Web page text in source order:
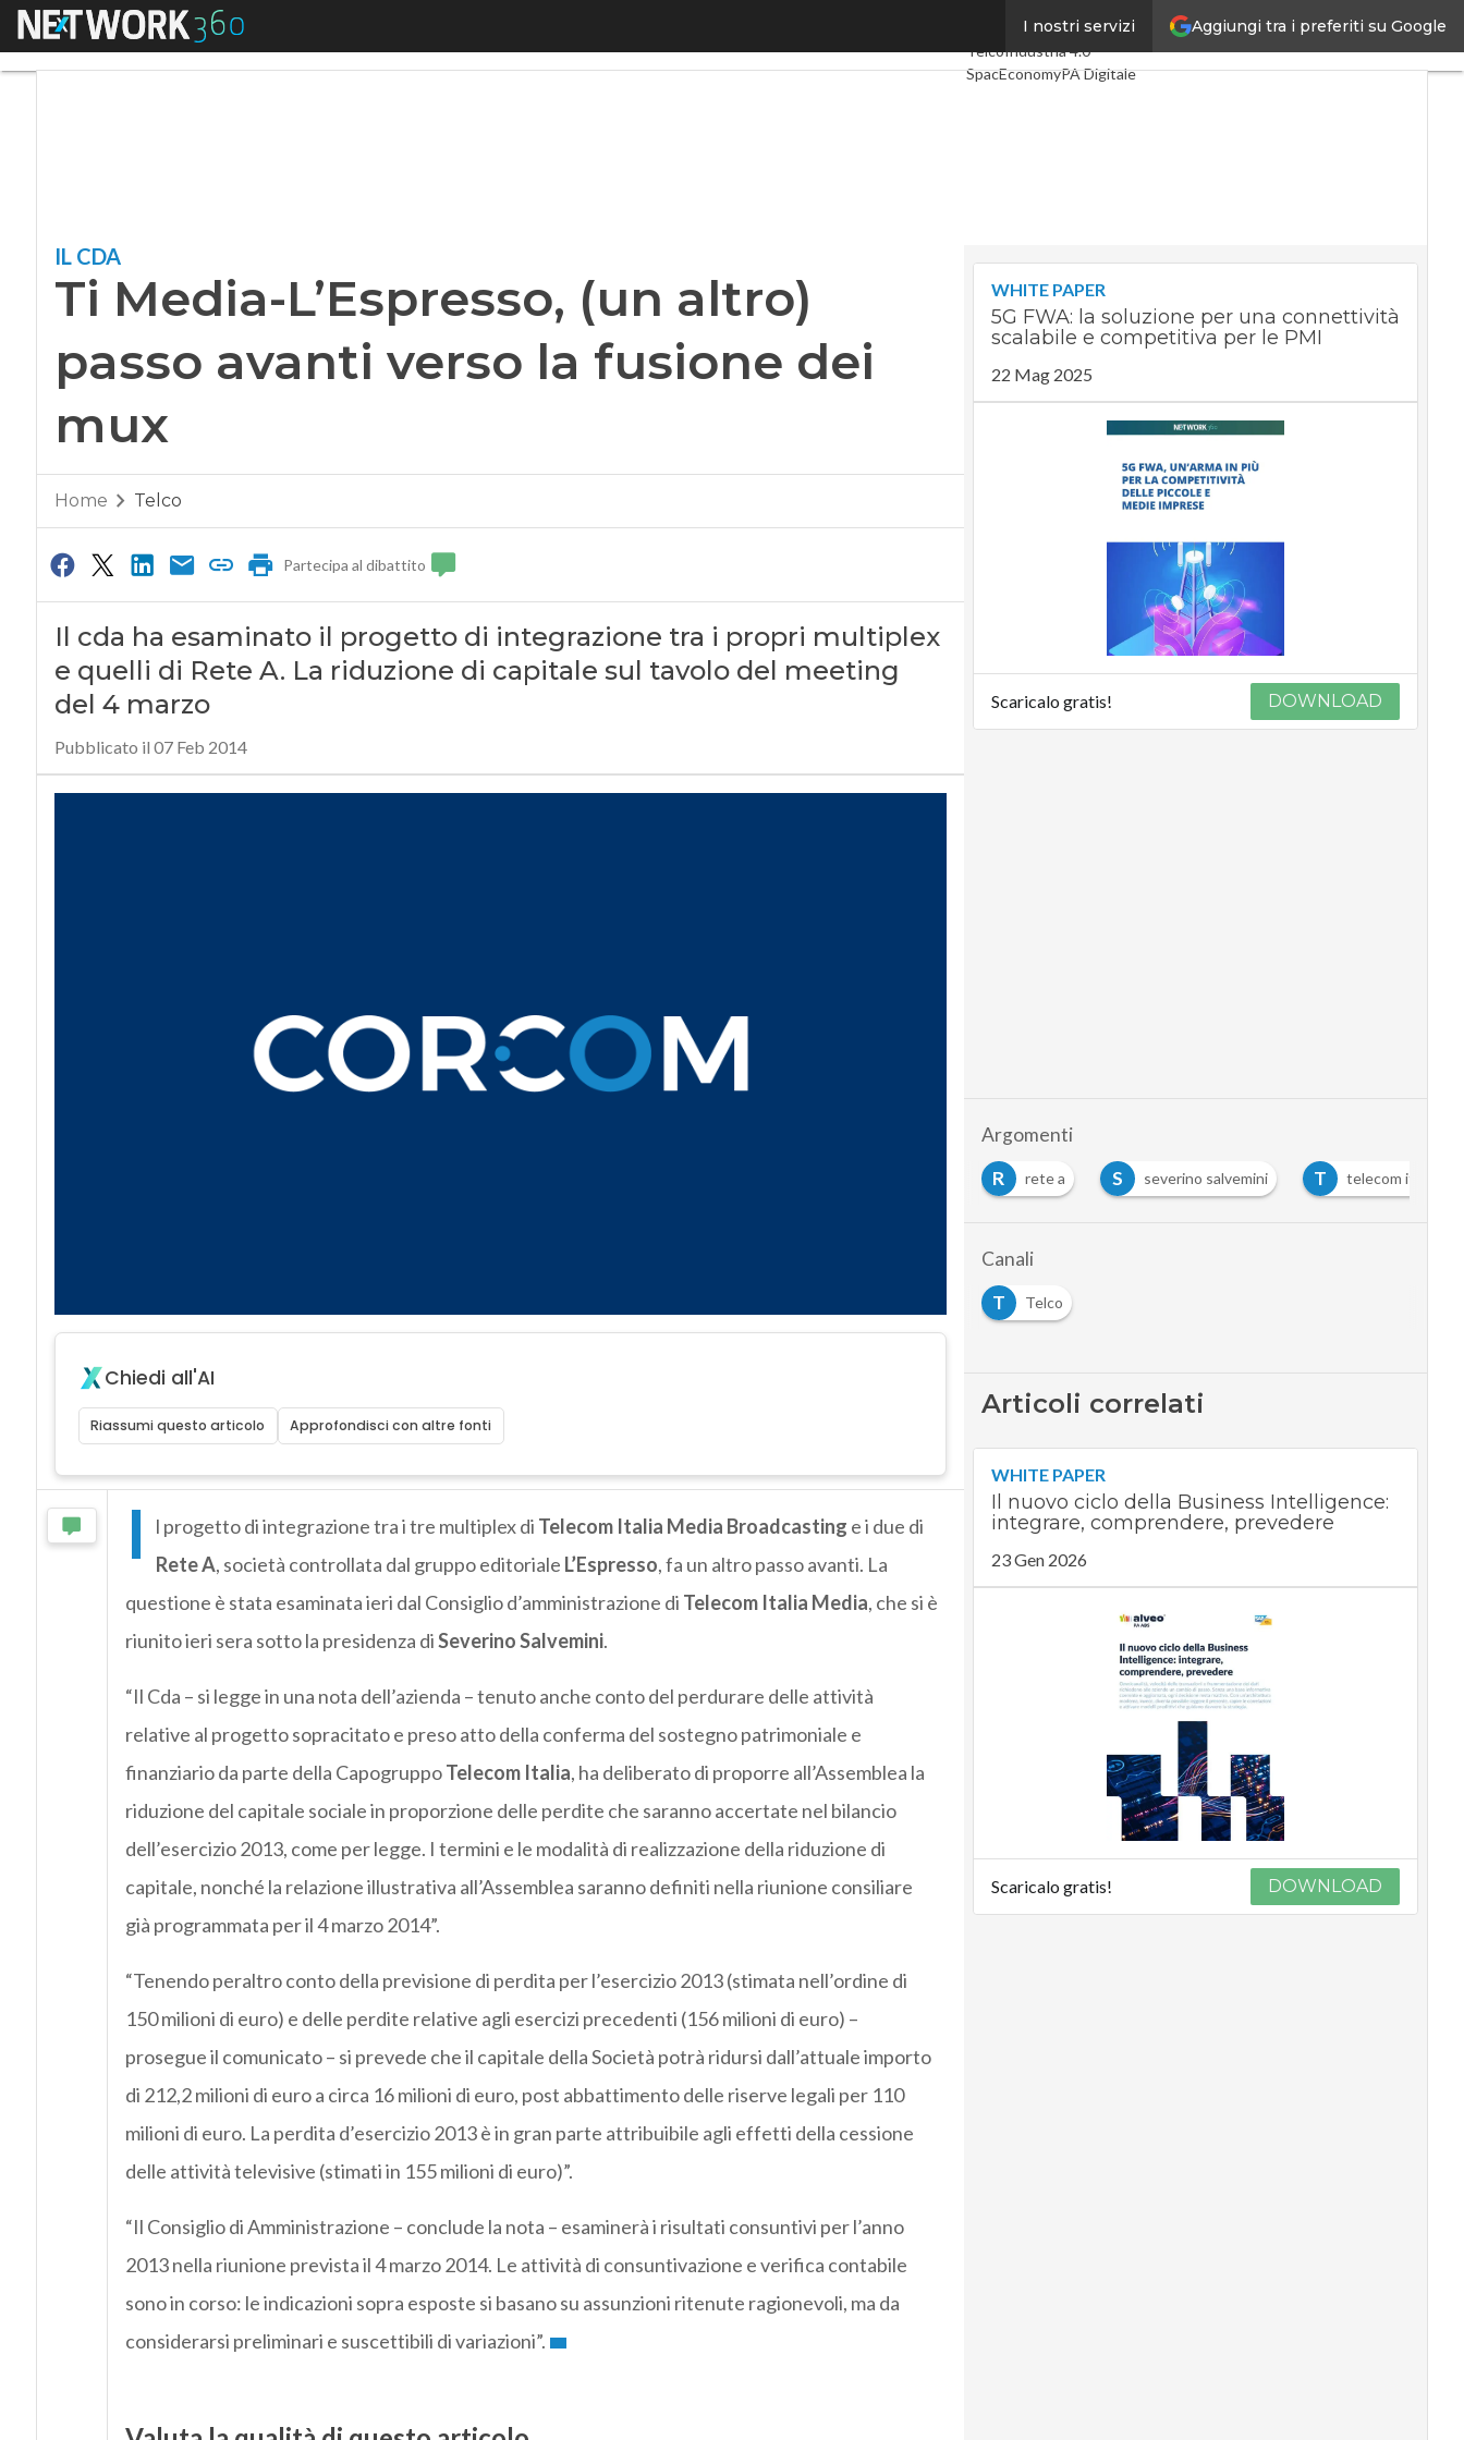
Aggiungi tra i preferiti su Google
I nostri servizi
Menu Ultimi articoliDigital Economy
TelcoIndustria 4.0
SpacEconomyPA Digitale
IL CDA
Ti Media-L’Espresso, (un altro)
passo avanti verso la fusione dei
mux
Home Telco
Partecipa al dibattito
Il cda ha esaminato il progetto di integrazione tra i propri multiplex
e quelli di Rete A. La riduzione di capitale sul tavolo del meeting
del 4 marzo
Pubblicato il 07 Feb 2014
Chiedi all'AI
Riassumi questo articolo Approfondisci con altre fonti
I l progetto di integrazione tra i tre multiplex di Telecom Italia Media Broadcasting e i due di
Rete A, società controllata dal gruppo editoriale L’Espresso, fa un altro passo avanti. La
questione è stata esaminata ieri dal Consiglio d’amministrazione di Telecom Italia Media, che si è
riunito ieri sera sotto la presidenza diSeverino Salvemini.
“Il Cda – si legge in una nota dell’azienda – tenuto anche conto del perdurare delle attività
relative al progetto sopracitato e preso atto della conferma del sostegno patrimoniale e
finanziario da parte della CapogruppoTelecom Italia, ha deliberato di proporre all’Assemblea la
riduzione del capitale sociale in proporzione delle perdite che saranno accertate nel bilancio
dell’esercizio 2013, come per legge. I termini e le modalità di realizzazione della riduzione di
capitale, nonché la relazione illustrativa all’Assemblea saranno definiti nella riunione consiliare
già programmata per il 4 marzo 2014”.
“Tenendo peraltro conto della previsione di perdita per l’esercizio 2013 (stimata nell’ordine di
150 milioni di euro) e delle perdite relative agli esercizi precedenti (156 milioni di euro) –
prosegue il comunicato – si prevede che il capitale della Società potrà ridursi dall’attuale importo
di 212,2 milioni di euro a circa 16 milioni di euro, post abbattimento delle riserve legali per 110
milioni di euro. La perdita d’esercizio 2013 è in gran parte attribuibile agli effetti della cessione
delle attività televisive (stimati in 155 milioni di euro)”.
“Il Consiglio di Amministrazione – conclude la nota – esaminerà i risultati consuntivi per l’anno
2013 nella riunione prevista il 4 marzo 2014. Le attività di consuntivazione e verifica contabile
sono in corso: le indicazioni sopra esposte si basano su assunzioni ritenute ragionevoli, ma da
considerarsi preliminari e suscettibili di variazioni”.
WHITE PAPER
5G FWA: la soluzione per una connettività
scalabile e competitiva per le PMI
22 Mag 2025
Scaricalo gratis! DOWNLOAD
Argomenti
R rete a S severino salvemini T telecom italia
Canali
T
Telco
Articoli correlati
WHITE PAPER
Il nuovo ciclo della Business Intelligence:
integrare, comprendere, prevedere
23 Gen 2026
Scaricalo gratis! DOWNLOAD